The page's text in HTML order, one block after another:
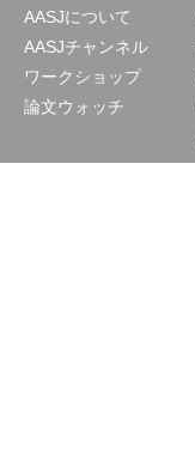
AASJについて
AASJチャンネル
ワークショップ
論文ウォッチ